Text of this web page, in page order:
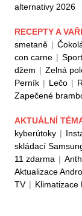
alternativy 2026
RECEPTY A
smetaně |
con carne |
džem | Zelná
Perník | Lečo |
Zapečené
AKTUÁLNÍ
kyberútoky |
skládací
11 zdarma |
Aktualizace
TV | Klimatizace